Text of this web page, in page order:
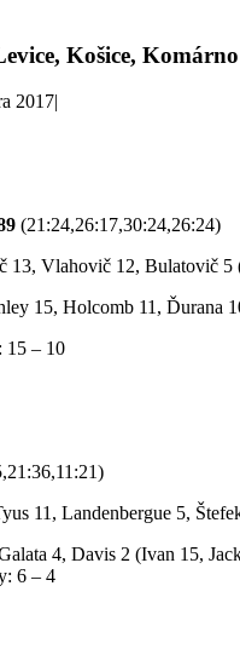
Košice,
2017|
(21:24,26:17,30:24,26:24)
13, Vlahovič 12, Bulatovič
15, Holcomb 11, Ďurana
15 – 10
11, Landenbergue 5,
4, Davis 2 (Ivan 15,
6 – 4